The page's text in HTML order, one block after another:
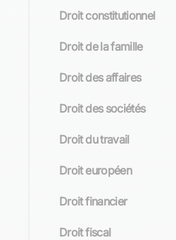
Droit constitutionnel
Droit de la famille
Droit des affaires
Droit des sociétés
Droit du travail
Droit européen
Droit financier
Droit fiscal